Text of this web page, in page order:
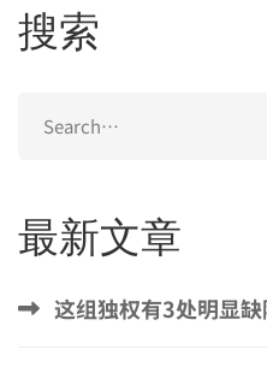
搜索
for:
最新文章
这组独权有3处明显缺